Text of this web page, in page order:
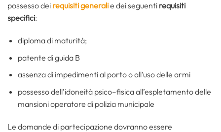
possesso dei requisiti generalie dei seguenti requisiti
specifici:
diploma di maturità;
patente di guida B
assenza di impedimenti al porto o all’uso delle armi
possesso dell’idoneità psico–fisica all’espletamento delle
mansioni operatore di polizia municipale
Le domande di partecipazione dovranno essere